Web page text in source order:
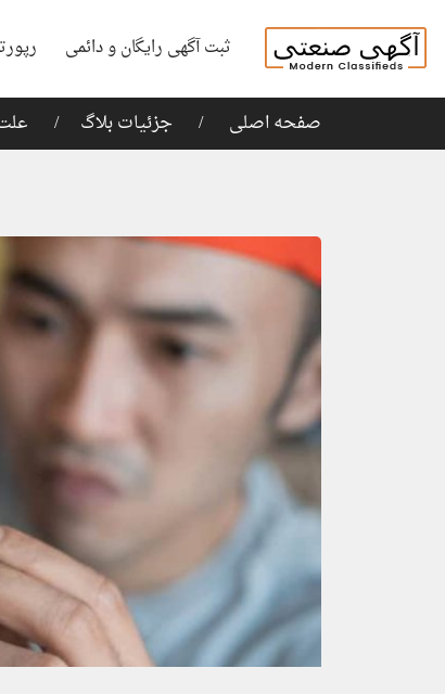
ثبت آگهی رایگان و دائمی
صفحه اصلی جزئیات بلاگ